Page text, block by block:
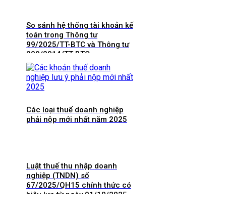
So sánh hệ thống tài khoản kế
toán trong Thông tư
99/2025/TT-BTC và Thông tư
200/2014/TT-BTC
Các loại thuế doanh nghiệp
phải nộp mới nhất năm 2025
Luật thuế thu nhập doanh
nghiệp (TNDN) số
67/2025/QH15 chính thức có
hiệu lực từ ngày 01/10/2025